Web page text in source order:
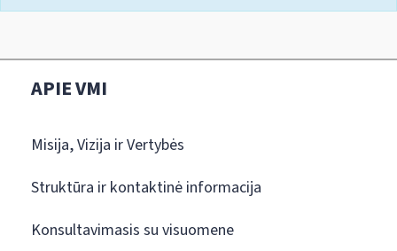
APIE VMI
Misija, Vizija ir Vertybės
Struktūra ir kontaktinė informacija
Konsultavimasis su visuomene